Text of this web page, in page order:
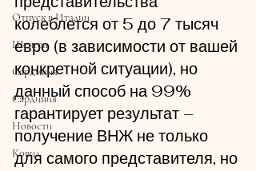
Отпуск в Италии
Шенген
Сардмния
Сардиния
Новости
Ковид
колеблется от 5 до 7 тысяч
евро (в зависимости от вашей
конкретной ситуации), но
данный способ на 99%
гарантирует результат –
получение ВНЖ не только
для самого представителя, но